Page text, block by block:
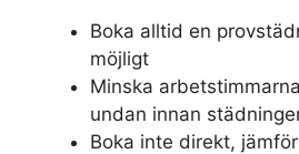
Boka alltid en
möjligt
Minska
undan innan
Boka inte direkt,